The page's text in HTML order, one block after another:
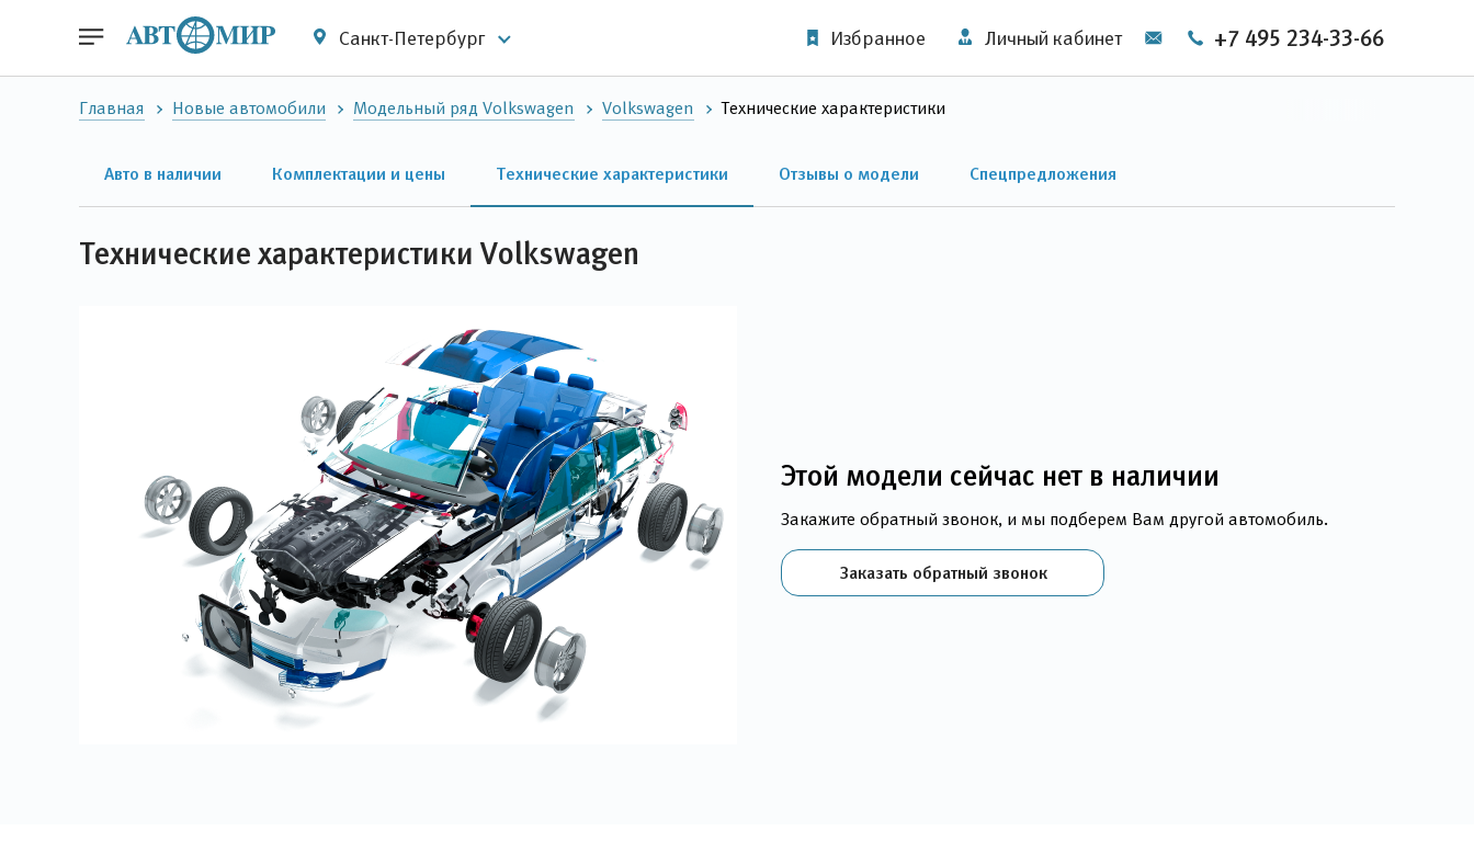
Санкт-Петербург Избранное Личный кабинет +7 495 234-33-66
Главная Новые автомобили Модельный ряд Volkswagen Volkswagen Технические характеристики
Авто в наличии Комплектации и цены Технические характеристики Отзывы о модели Спецпредложения
Технические характеристики Volkswagen
Этой модели сейчас нет в наличии
Закажите обратный звонок, и мы подберем Вам другой автомобиль.
Заказать обратный звонок